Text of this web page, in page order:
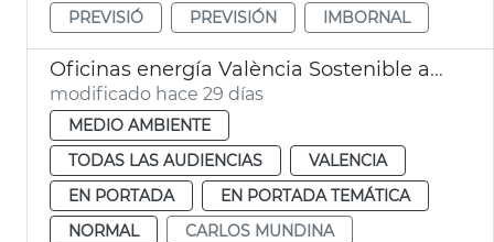
PREVISIÓ PREVISIÓN IMBORNAL
Oficinas energía València Sostenible asesoran en balde aire acondicionado
modificado hace 29 días
MEDIO AMBIENTE
TODAS LAS AUDIENCIAS
VALENCIA
EN PORTADA
EN PORTADA TEMÁTICA
NORMAL
CARLOS MUNDINA